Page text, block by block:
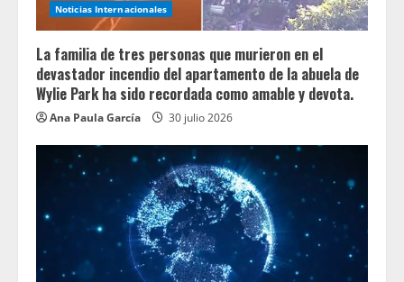
Noticias Internacionales
La familia de tres personas que murieron en el
devastador incendio del apartamento de la abuela de
Wylie Park ha sido recordada como amable y devota.
Ana Paula García 30 julio 2026